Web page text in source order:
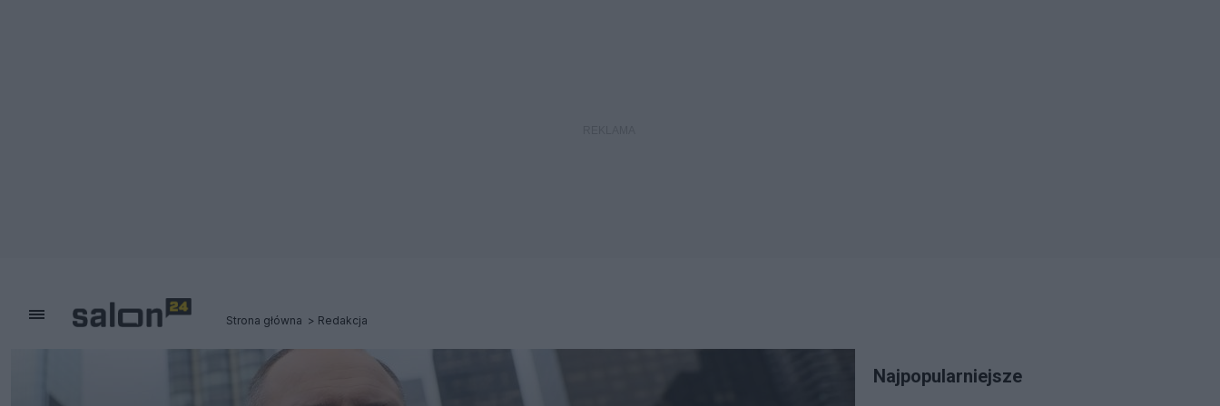
Strona główna Redakcja
Najpopularniejsze